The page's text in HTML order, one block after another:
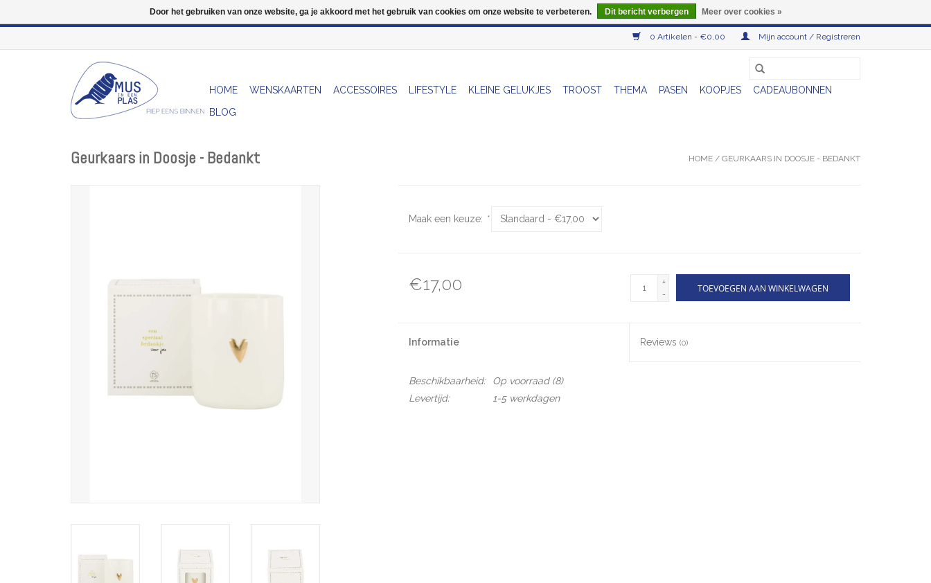
0 Artikelen - €0,00 Mijn account / Registreren
HOME WENSKAARTEN ACCESSOIRES LIFESTYLE KLEINE GELUKJES TROOST THEMA PASEN KOOPJES
CADEAUBONNEN
BLOG
Geurkaars in Doosje - Bedankt HOME / GEURKAARS IN DOOSJE - BEDANKT
Maak een keuze: *
€17,00
+
-
TOEVOEGEN AAN WINKELWAGEN
Informatie Reviews(0)
Beschikbaarheid: Op voorraad(8)
Levertijd:
1-5 werkdagen
Door het gebruiken van onze website, ga je akkoord met het gebruik van cookies om onze website te verbeteren. Dit bericht verbergen Meer over cookies »
Wij zijn uitzonderlijk gesloten op Do 13/08